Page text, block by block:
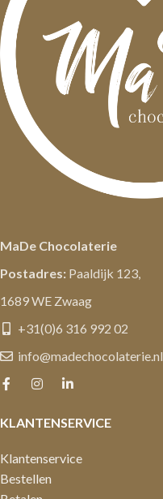
MaDe Chocolaterie
Postadres: Paaldijk 123,
1689 WE Zwaag
+31(0)6 316 992 02
info@madechocolaterie.nl
KLANTENSERVICE
Klantenservice
Bestellen